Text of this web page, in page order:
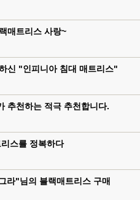
매트리스 사랑~
신 "인피니아 침대 매트리스"
추천하는 적극 추천합니다.
스를 정복하다
라"님의 블랙매트리스 구매